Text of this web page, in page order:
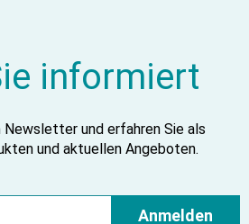
informiert
Newsletter und erfahren Sie als
und aktuellen Angeboten.
Anmelden